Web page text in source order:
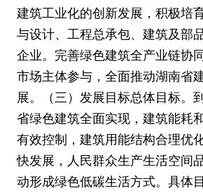
建筑工业化的创新发展，积极培
与设计、工程总承包、建筑及部
企业。完善绿色建筑全产业链协
市场主体参与，全面推动湖南省
展。（三）发展目标总体目标。
省绿色建筑全面实现，建筑能耗
有效控制，建筑用能结构合理优
快发展，人民群众生产生活空间
动形成绿色低碳生活方式。具体